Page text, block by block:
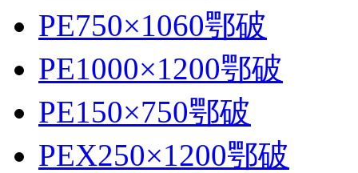
PE750×1060鄂破
PE1000×1200鄂破
PE150×750鄂破
PEX250×1200鄂破